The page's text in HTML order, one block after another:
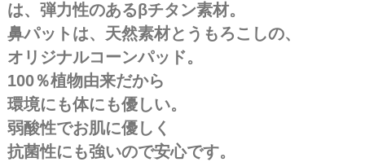
は、弾力性のあるβチタン素材。
鼻パットは、天然素材とうもろこしの、
オリジナルコーンパッド。
100％植物由来だから
環境にも体にも優しい。
弱酸性でお肌に優しく
抗菌性にも強いので安心です。